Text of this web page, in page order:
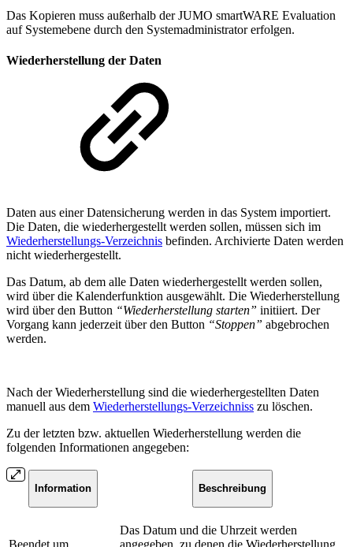
Das Kopieren muss außerhalb der JUMO smartWARE Evaluation
auf Systemebene durch den Systemadministrator erfolgen.
Wiederherstellung der Daten
Daten aus einer Datensicherung werden in das System importiert.
Die Daten, die wiederhergestellt werden sollen, müssen sich im
Wiederherstellungs-Verzeichnis befinden. Archivierte Daten werden
nicht wiederhergestellt.
Das Datum, ab dem alle Daten wiederhergestellt werden sollen,
wird über die Kalenderfunktion ausgewählt. Die Wiederherstellung
wird über den Button “Wiederherstellung starten” initiiert. Der
Vorgang kann jederzeit über den Button “Stoppen” abgebrochen
werden.
Nach der Wiederherstellung sind die wiederhergestellten Daten
manuell aus dem Wiederherstellungs-Verzeichniss zu löschen.
Zu der letzten bzw. aktuellen Wiederherstellung werden die
folgenden Informationen angegeben:
Information Beschreibung
Beendet um
Das Datum und die Uhrzeit werden
angegeben, zu denen die Wiederherstellung